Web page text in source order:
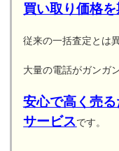
買い取り価格
従来の一括査定とは
大量の電話がガンガ
安心で高く売
サービスです。